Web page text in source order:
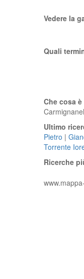
Vedere la
Quali
Che cosa
Ultimo
Pietro |
Torrente
Ricerche